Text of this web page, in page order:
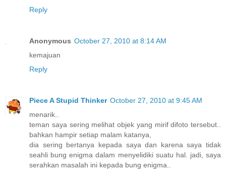
Reply
Anonymous October 27, 2010 at 8:14 AM
kemajuan
Reply
Piece A Stupid Thinker October 27, 2010 at 9:45 AM
menarik..
teman saya sering melihat objek yang mirif difoto tersebut..
bahkan hampir setiap malam katanya,
dia sering bertanya kepada saya dan karena saya tidak
seahli bung enigma dalam menyelidiki suatu hal. jadi, saya
serahkan masalah ini kepada bung enigma..